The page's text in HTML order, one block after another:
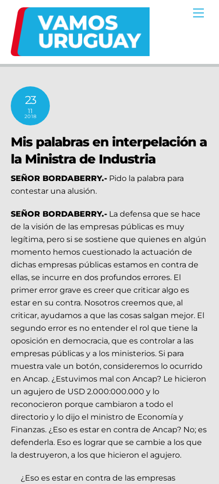
content
23
11
2018
Mis palabras en interpelación a
la Ministra de Industria
SEÑOR BORDABERRY.- Pido la palabra para
contestar una alusión.
SEÑOR BORDABERRY.- La defensa que se hace
de la visión de las empresas públicas es muy
legítima, pero si se sostiene que quienes en algún
momento hemos cuestionado la actuación de
dichas empresas públicas estamos en contra de
ellas, se incurre en dos profundos errores. El
primer error grave es creer que criticar algo es
estar en su contra. Nosotros creemos que, al
criticar, ayudamos a que las cosas salgan mejor. El
segundo error es no entender el rol que tiene la
oposición en democracia, que es controlar a las
empresas públicas y a los ministerios. Si para
muestra vale un botón, consideremos lo ocurrido
en Ancap. ¿Estuvimos mal con Ancap? Le hicieron
un agujero de USD 2.000:000.000 y lo
reconocieron porque cambiaron a todo el
directorio y lo dijo el ministro de Economía y
Finanzas. ¿Eso es estar en contra de Ancap? No; es
defenderla. Eso es lograr que se cambie a los que
la destruyeron, a los que hicieron el agujero.
¿Eso es estar en contra de las empresas